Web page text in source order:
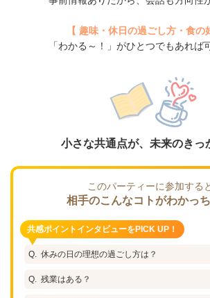
【 趣味・休日の過ごし方・食の
「わかる～！」がひとつでもあれば
小さな共通点が、未来のきっ
このパーティーに参加する
相手のこんなコトがわかっち
共感ポイントインタビューをPICK UP！
休みの日の理想の過ごし方は？
残業はある？